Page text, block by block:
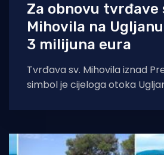
Za obnovu tvrđave
Mihovila na
3 milijuna eura
Tvrđava sv. Mihovila iznad
simbol je cijeloga otoka